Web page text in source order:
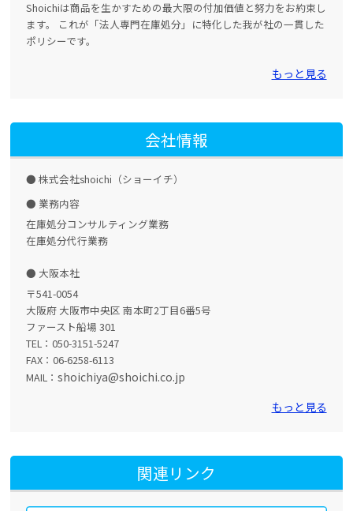
Shoichiは商品を生かすための最大限の付加価値と努力をお約束し
ます。 これが「法人専門在庫処分」に特化した我が社の一貫した
ポリシーです。
もっと見る
会社情報
株式会社shoichi（ショーイチ）
業務内容
在庫処分コンサルティング業務
在庫処分代行業務
大阪本社
〒541-0054
大阪府 大阪市中央区 南本町2丁目6番5号
ファースト船場 301
TEL：050-3151-5247
FAX：06-6258-6113
MAIL：shoichiya@shoichi.co.jp
もっと見る
関連リンク